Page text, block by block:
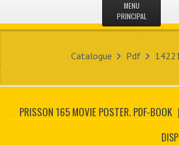
MENU
PRINCIPAL
MON COPTE
CONTACTER
Catalogue Pdf
PRISSON 165 MOVIE POSTER. PDF-BOOK